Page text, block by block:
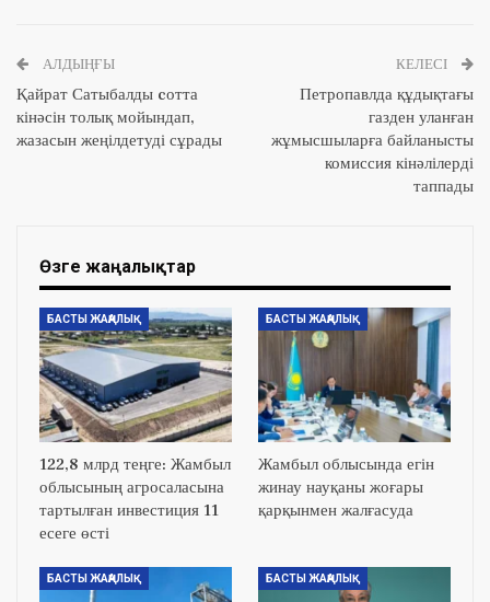
АЛДЫҢҒЫ
Қайрат Сатыбалды cотта
кінәсін толық мойындап,
жазасын жеңілдетуді сұрады
КЕЛЕСІ
Петропавлда құдықтағы
газден уланған
жұмысшыларға байланысты
комиссия кінәлілерді
таппады
Өзге жаңалықтар
БАСТЫ ЖАҢАЛЫҚ
122,8 млрд теңге: Жамбыл
облысының агросаласына
тартылған инвестиция 11
есеге өсті
БАСТЫ ЖАҢАЛЫҚ
Жамбыл облысында егін
жинау науқаны жоғары
қарқынмен жалғасуда
БАСТЫ ЖАҢАЛЫҚ БАСТЫ ЖАҢАЛЫҚ